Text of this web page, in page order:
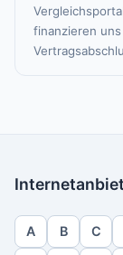
finanzieren
A B C